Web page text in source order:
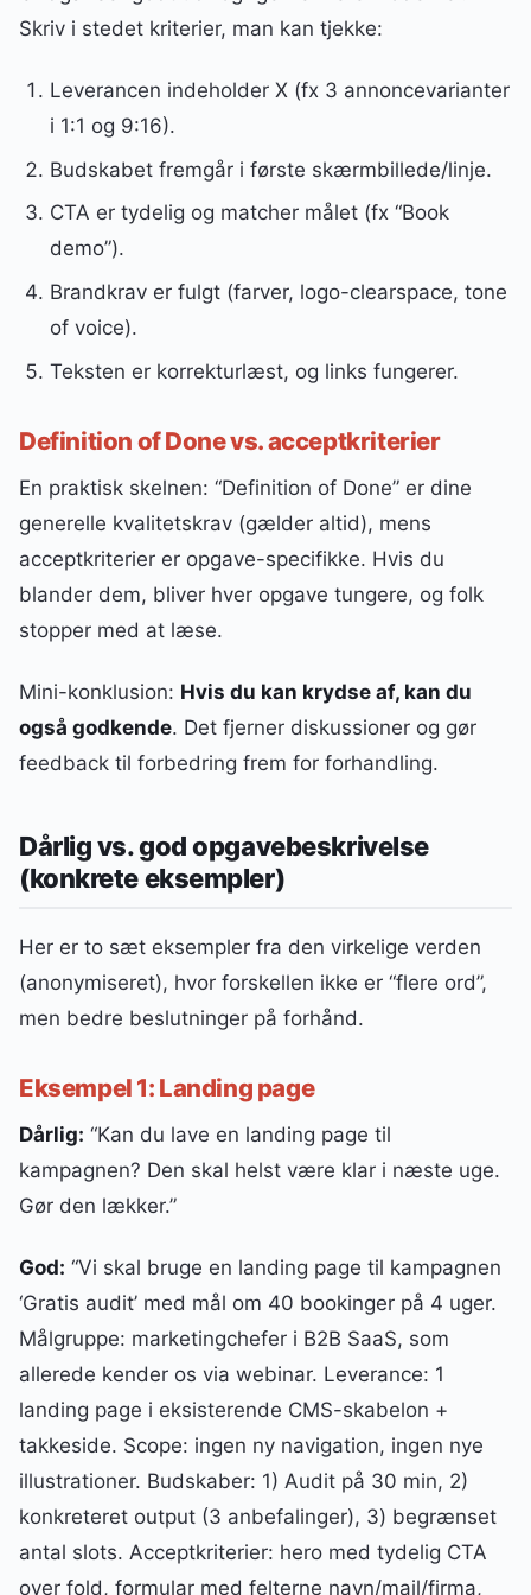
Skriv i stedet kriterier, man kan tjekke:
Leverancen indeholder X (fx 3 annoncevarianter
i 1:1 og 9:16).
Budskabet fremgår i første skærmbillede/linje.
CTA er tydelig og matcher målet (fx “Book
demo”).
Brandkrav er fulgt (farver, logo-clearspace, tone
of voice).
Teksten er korrekturlæst, og links fungerer.
Definition of Done vs. acceptkriterier
En praktisk skelnen: “Definition of Done” er dine
generelle kvalitetskrav (gælder altid), mens
acceptkriterier er opgave-specifikke. Hvis du
blander dem, bliver hver opgave tungere, og folk
stopper med at læse.
Mini-konklusion: Hvis du kan krydse af, kan du
også godkende. Det fjerner diskussioner og gør
feedback til forbedring frem for forhandling.
Dårlig vs. god opgavebeskrivelse
(konkrete eksempler)
Her er to sæt eksempler fra den virkelige verden
(anonymiseret), hvor forskellen ikke er “flere ord”,
men bedre beslutninger på forhånd.
Eksempel 1: Landing page
Dårlig: “Kan du lave en landing page til
kampagnen? Den skal helst være klar i næste uge.
Gør den lækker.”
God: “Vi skal bruge en landing page til kampagnen
‘Gratis audit’ med mål om 40 bookinger på 4 uger.
Målgruppe: marketingchefer i B2B SaaS, som
allerede kender os via webinar. Leverance: 1
landing page i eksisterende CMS-skabelon +
takkeside. Scope: ingen ny navigation, ingen nye
illustrationer. Budskaber: 1) Audit på 30 min, 2)
konkreteret output (3 anbefalinger), 3) begrænset
antal slots. Acceptkriterier: hero med tydelig CTA
over fold, formular med felterne navn/mail/firma,